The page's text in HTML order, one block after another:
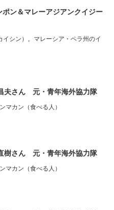
ン＆マレーアジアンクイジー
シン）。マレーシア・ペラ州のイ
さん 元・青年海外協力隊
マカン（食べる人）
さん 元・青年海外協力隊
マカン（食べる人）